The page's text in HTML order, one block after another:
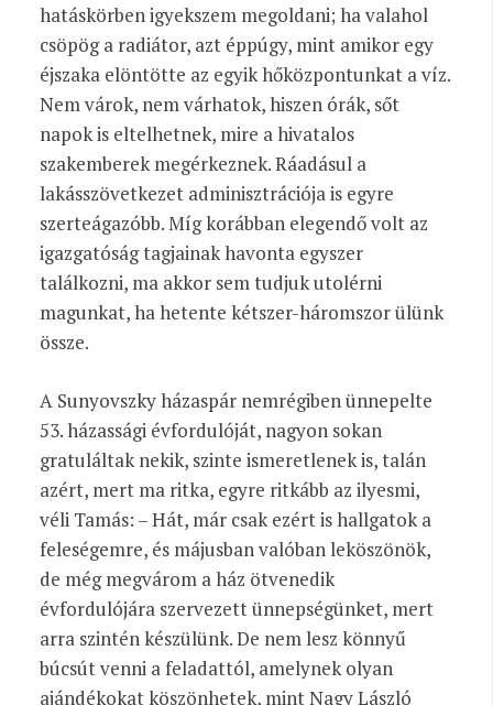
hatáskörben igyekszem megoldani; ha valahol
csöpög a radiátor, azt éppúgy, mint amikor egy
éjszaka elöntötte az egyik hőközpontunkat a víz.
Nem várok, nem várhatok, hiszen órák, sőt
napok is eltelhetnek, mire a hivatalos
szakemberek megérkeznek. Ráadásul a
lakásszövetkezet adminisztrációja is egyre
szerteágazóbb. Míg korábban elegendő volt az
igazgatóság tagjainak havonta egyszer
találkozni, ma akkor sem tudjuk utolérni
magunkat, ha hetente kétszer-háromszor ülünk
össze.
A Sunyovszky házaspár nemrégiben ünnepelte
53. házassági évfordulóját, nagyon sokan
gratuláltak nekik, szinte ismeretlenek is, talán
azért, mert ma ritka, egyre ritkább az ilyesmi,
véli Tamás: – Hát, már csak ezért is hallgatok a
feleségemre, és májusban valóban leköszönök,
de még megvárom a ház ötvenedik
évfordulójára szervezett ünnepségünket, mert
arra szintén készülünk. De nem lesz könnyű
búcsút venni a feladattól, amelynek olyan
ajándékokat köszönhetek, mint Nagy László